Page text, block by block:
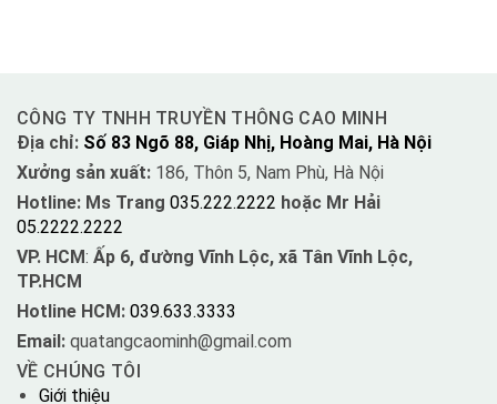
CÔNG TY TNHH TRUYỀN THÔNG CAO MINH
Địa chỉ: Số 83 Ngõ 88, Giáp Nhị, Hoàng Mai, Hà Nội
Xưởng sản xuất: 186, Thôn 5, Nam Phù, Hà Nội
Hotline: Ms Trang 035.222.2222 hoặc Mr Hải
05.2222.2222
VP. HCM: Ấp 6, đường Vĩnh Lộc, xã Tân Vĩnh Lộc,
TP.HCM
Hotline HCM: 039.633.3333
Email: quatangcaominh@gmail.com
VỀ CHÚNG TÔI
Giới thiệu